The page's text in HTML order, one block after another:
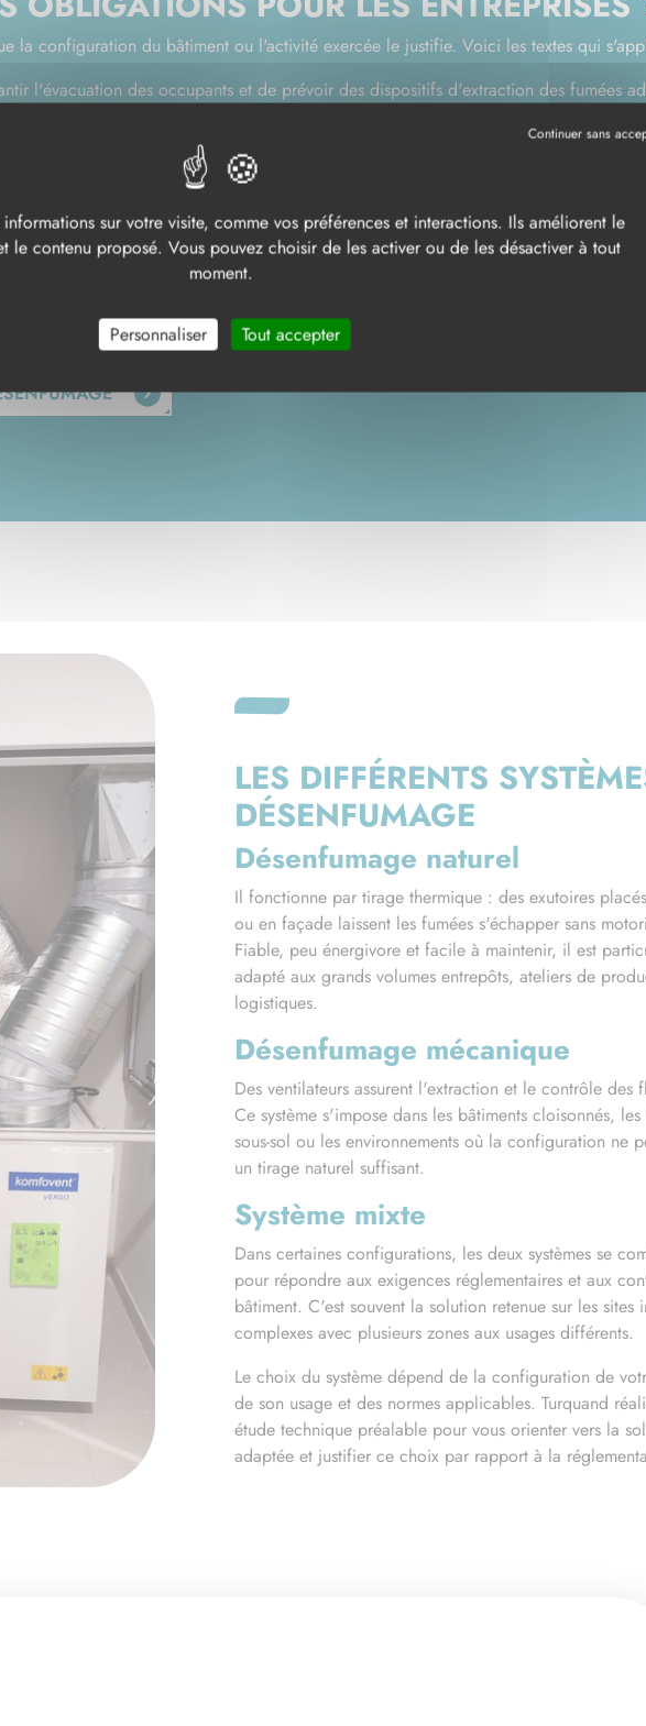
la configuration du bâtiment ou l'activité exercée le justifie. Voici les textes qui
l'évacuation des occupants et de prévoir des dispositifs d'extraction des fumées
définit les obligations spécifiques selon le type d'établissement tertiaire, industriel,
: elles encadrent les règles de conception, d'installation et de performance des
installé doit faire l'objet de contrôles réguliers pour rester conforme ces
à votre site ? Turquand réalise un audit de votre installation et vous indique
LES DIFFÉRENTS
DÉSENFUMAGE
Désenfumage naturel
Il fonctionne par tirage thermique : des exutoires
ou en façade laissent les fumées s'échapper sans
Fiable, peu énergivore et facile à maintenir, il est
adapté aux grands volumes entrepôts, ateliers de
logistiques.
Désenfumage mécanique
Des ventilateurs assurent l'extraction et le contrôle des
Ce système s'impose dans les bâtiments cloisonnés,
sous-sol ou les environnements où la configuration ne
un tirage naturel suffisant.
Système mixte
Dans certaines configurations, les deux systèmes se
pour répondre aux exigences réglementaires et aux
bâtiment. C'est souvent la solution retenue sur les sites
complexes avec plusieurs zones aux usages différents.
Le choix du système dépend de la configuration de
de son usage et des normes applicables. Turquand
étude technique préalable pour vous orienter vers la
adaptée et justifier ce choix par rapport à la
sur votre visite, comme vos préférences et interactions. Ils améliorent le
le contenu proposé. Vous pouvez choisir de les activer ou de les désactiver à tout
moment.
Tout accepter
Personnaliser